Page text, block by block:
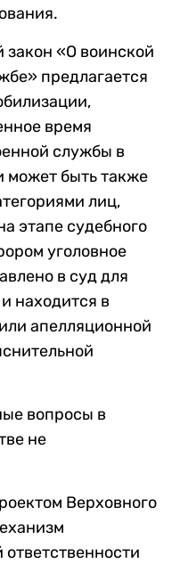
«О воинской
предлагается
время
службы в
может быть также
лиц,
этапе судебного
уголовное
в суд для
находится в
апелляционной
вопросы в
не
Верховного